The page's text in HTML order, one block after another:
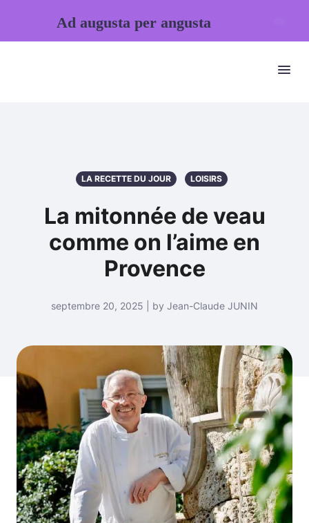
LA RECETTE DU JOUR LOISIRS
La mitonnée de veau
comme on l’aime en
Provence
septembre 20, 2025 | by Jean-Claude JUNIN
Ad augusta per angusta